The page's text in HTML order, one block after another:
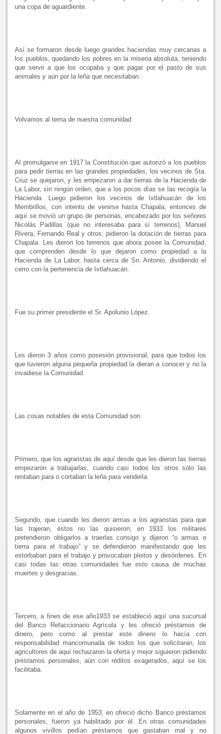
una copa de aguardiente.
Así se formaron desde luego grandes haciendas muy cercanas a
los pueblos, quedando los pobres en la miseria absoluta, teniendo
que servir a que los ocupaba y que pagar por el pasto de sus
animales y aún por la leña que necesitaban.
Volvamos al tema de nuestra comunidad
Al promulgarse en 1917 la Constituciónque autorizó a los pueblos
para pedir tierras en las grandes propiedades, los vecinos de Sta.
Cruz se quejaron, y les empezaron a dar tierras de la Haciendade
La Labor, sin ningún orden, que a los pocos días se las recogía la
Hacienda. Luegopidieron los vecinos de Ixtlahuacán de los
Membrillos, con intento de venirse hasta Chapala; entonces de
aquí se movió un grupo de personas, encabezado por los señores
Nicolás Padillas (que no interesaba para sí terrenos), Manuel
Rivera, Fernando Real y otros, pidieron la dotación de tierras para
Chapala. Les dieron los terrenos que ahora posee la Comunidad,
que comprenden desde lo que dejaron como propiedad a
la
Haciendade La Labor, hasta cerca de Sn. Antonio, dividiendo el
cerro con la pertenencia de Ixtlahuacán.
Fue su primer presidente el Sr. Apolunio López.
Les dieron 3 años como posesión provisional, para que todos los
que tuvieron alguna pequeña propiedad la dieran a conocer y no la
invadiese la Comunidad.
Las cosas notables de esta Comunidad son:
Primero, que los agraristas de aquí desde que les dieron las tierras
empezaron a trabajarlas, cuando casi todos los otros sólo las
rentaban para o cortaban la leña para venderla.
Segundo, que cuando les dieron armas a los agraristas para que
las trajeran, éstos no las quisieron; en 1933 los militares
pretendieron obligarlos a traerlas consigo y dijeron “o armas o
tierra para el trabajo” y se defendieron manifestando que les
estorbaban para el trabajo y provocaban pleitos y desórdenes. En
casi todas las otras comunidades fue esto causa de muchas
muertes y desgracias.
Tercero, a fines de ese año1933 se estableció aquí una sucursal
del Banco Refaccionario Agrícola y les ofreció préstamos de
dinero, pero como al prestar este dinero lo hacía con
responsabilidad mancomunada de todos los que solicitaran, los
agricultores de aquí rechazaron la oferta y mejor siguieron pidiendo
préstamos personales, aún con réditos exagerados, aquí se los
facilitaba.
Solamente en el año de 1953, en ofreció dicho Banco préstamos
personales, fueron ya habilitado por él. En otras comunidades
algunos vivillos pedían préstamos que gastaban mal y no